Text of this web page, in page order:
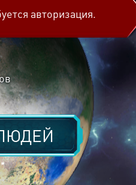
авторизация.